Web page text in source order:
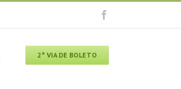
2ª VIA DE BOLETO